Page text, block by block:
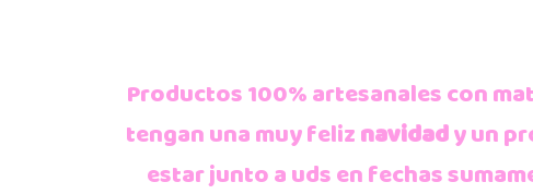
Productos 100% artesanales con
tengan una muy feliznavidady un
estar junto a uds en fechas